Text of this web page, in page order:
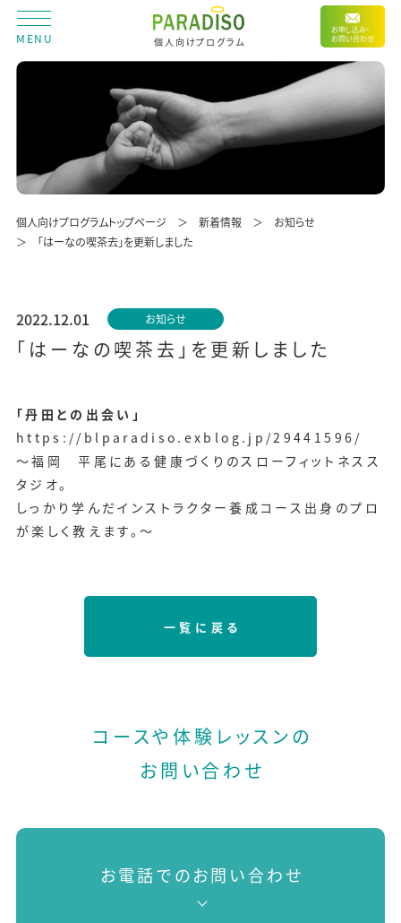
MENU 個人向けプログラム
お申し込み・
お問い合わせ
個人向けプログラムトップページ 新着情報
お知らせ
「はーなの喫茶去」を更新しました
2022.12.01 お知らせ
「はーなの喫茶去」を更新しました
「丹田との出会い」
https://blparadiso.exblog.jp/29441596/
～福岡 平尾にある健康づくりのスローフィットネスス
タジオ。
しっかり学んだインストラクター養成コース出身のプロ
が楽しく教えます。～
一覧に戻る
コースや体験レッスンの
お問い合わせ
お電話でのお問い合わせ